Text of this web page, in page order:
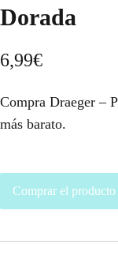
Dorada
6,99€
Compra Draeger –
más barato.
Comprar el producto